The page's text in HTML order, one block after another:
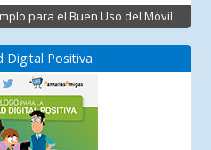
para el Buen Uso del Móvil
Digital Positiva